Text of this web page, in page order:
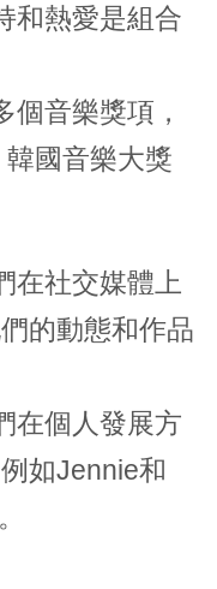
和熱愛是組合
個音樂獎項，
國音樂大獎
在社交媒體上
的動態和作品
在個人發展方
如Jennie和